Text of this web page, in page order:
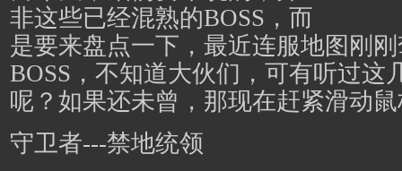
非这些已经混熟的BOSS，而
是要来盘点一下，最近连服地图刚
BOSS，不知道大伙们，可有听过这
呢？如果还未曾，那现在赶紧滑动
守卫者---禁地统领